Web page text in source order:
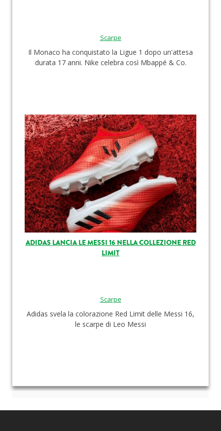
Scarpe
Il Monaco ha conquistato la Ligue 1 dopo un'attesa
durata 17 anni. Nike celebra così Mbappé & Co.
ADIDAS LANCIA LE MESSI 16 NELLA COLLEZIONE RED
LIMIT
Scarpe
Adidas svela la colorazione Red Limit delle Messi 16,
le scarpe di Leo Messi